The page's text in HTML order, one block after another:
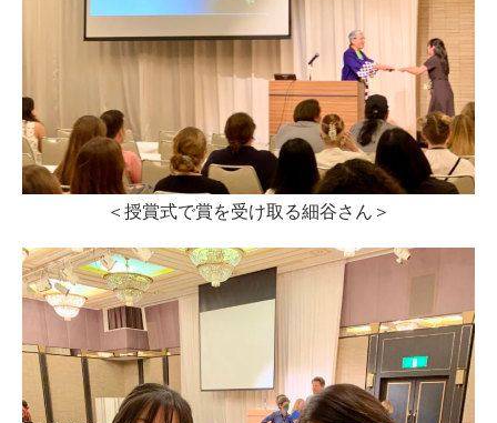
＜授賞式で賞を受け取る細谷さん＞